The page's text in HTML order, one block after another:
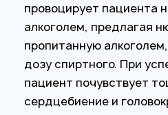
провоцирует пациента
алкоголем, предлагая
пропитанную
дозу спиртного. При
пациент почувствует
сердцебиение и